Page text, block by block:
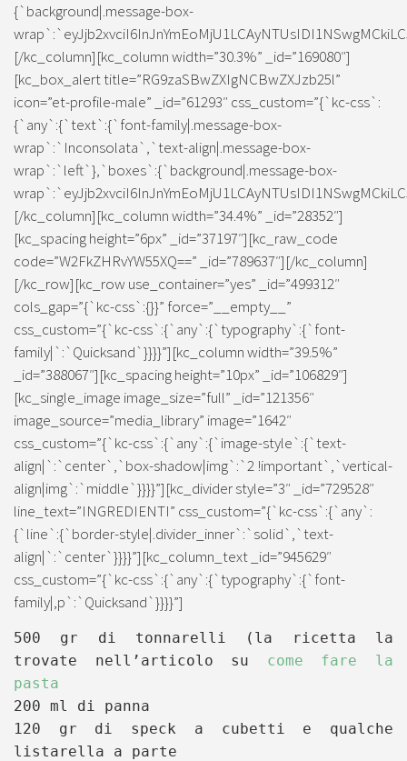
{`background|.message-box-
[/kc_column][kc_column width=”30.3%” _id=”169080″]
[kc_box_alert title=”RG9zaSBwZXIgNCBwZXJzb25l”
icon=”et-profile-male” _id=”61293″ css_custom=”{`kc-css`:
{`any`:{`text`:{`font-family|.message-box-
wrap`:`Inconsolata`,`text-align|.message-box-
wrap`:`left`},`boxes`:{`background|.message-box-
[/kc_column][kc_column width=”34.4%” _id=”28352″]
[kc_spacing height=”6px” _id=”37197″][kc_raw_code
code=”W2FkZHRvYW55XQ==” _id=”789637″][/kc_column]
[/kc_row][kc_row use_container=”yes” _id=”499312″
cols_gap=”{`kc-css`:{}}” force=”__empty__”
css_custom=”{`kc-css`:{`any`:{`typography`:{`font-
family|`:`Quicksand`}}}}”][kc_column width=”39.5%”
_id=”388067″][kc_spacing height=”10px” _id=”106829″]
[kc_single_image image_size=”full” _id=”121356″
image_source=”media_library” image=”1642″
css_custom=”{`kc-css`:{`any`:{`image-style`:{`text-
align|`:`center`,`box-shadow|img`:`2 !important`,`vertical-
align|img`:`middle`}}}}”][kc_divider style=”3″ _id=”729528″
line_text=”INGREDIENTI” css_custom=”{`kc-css`:{`any`:
{`line`:{`border-style|.divider_inner`:`solid`,`text-
align|`:`center`}}}}”][kc_column_text _id=”945629″
css_custom=”{`kc-css`:{`any`:{`typography`:{`font-
family|,p`:`Quicksand`}}}}”]
500 gr di tonnarelli (la ricetta la
trovate nell’articolo su come fare la
pasta
200 ml di panna
120 gr di speck a cubetti e qualche
listarella a parte